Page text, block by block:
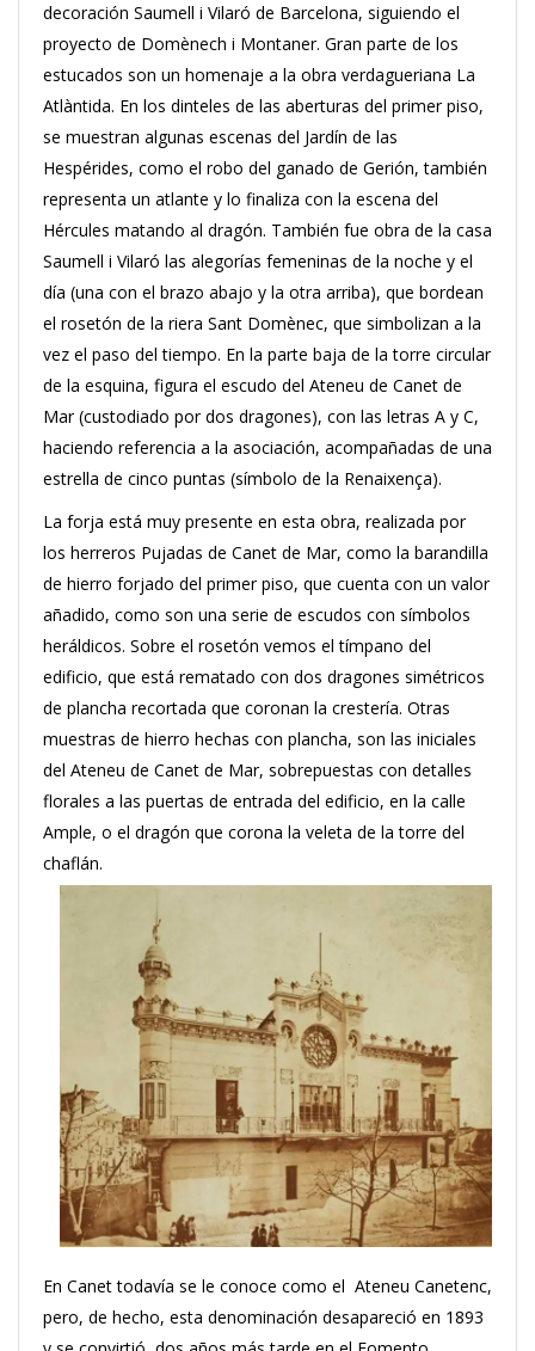
decoración Saumell i Vilaró de Barcelona, ​​siguiendo el
proyecto de Domènech i Montaner. Gran parte de los
estucados son un homenaje a la obra verdagueriana La
Atlàntida. En los dinteles de las aberturas del primer piso,
se muestran algunas escenas del Jardín de las
Hespérides, como el robo del ganado de Gerión, también
representa un atlante y lo finaliza con la escena del
Hércules matando al dragón. También fue obra de la casa
Saumell i Vilaró las alegorías femeninas de la noche y el
día (una con el brazo abajo y la otra arriba), que bordean
el rosetón de la riera Sant Domènec, que simbolizan a la
vez el paso del tiempo. En la parte baja de la torre circular
de la esquina, figura el escudo del Ateneu de Canet de
Mar (custodiado por dos dragones), con las letras A y C,
haciendo referencia a la asociación, acompañadas de una
estrella de cinco puntas (símbolo de la Renaixença).
La forja está muy presente en esta obra, realizada por
los herreros Pujadas de Canet de Mar, como la barandilla
de hierro forjado del primer piso, que cuenta con un valor
añadido, como son una serie de escudos con símbolos
heráldicos. Sobre el rosetón vemos el tímpano del
edificio, que está rematado con dos dragones simétricos
de plancha recortada que coronan la crestería. Otras
muestras de hierro hechas con plancha, son las iniciales
del Ateneu de Canet de Mar, sobrepuestas con detalles
florales a las puertas de entrada del edificio, en la calle
Ample, o el dragón que corona la veleta de la torre del
chaflán.
En Canet todavía se le conoce como el Ateneu Canetenc,
pero, de hecho, esta denominación desapareció en 1893